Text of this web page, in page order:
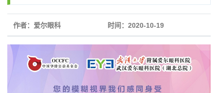
作者：爱尔眼科 时间：2020-10-19